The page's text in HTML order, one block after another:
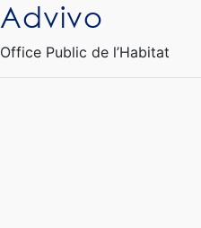
Ouvrir le Chatbot
Advivo
Office Public de l’Habitat